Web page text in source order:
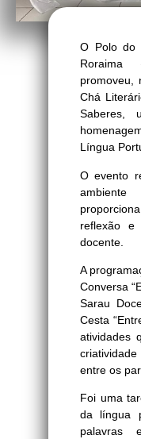
O Polo do
Roraima
Chá
Saberes,
Língua
O evento
reflexão e
docente.
A
Conversa
Sarau
Cesta
atividades
entre os
Foi uma
da língua
palavras